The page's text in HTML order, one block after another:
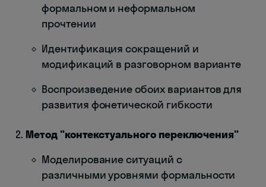
формальном и неформальном
прочтении
Идентификация сокращений и
модификаций в разговорном варианте
Воспроизведение обоих вариантов для
развития фонетической гибкости
Метод "контекстуального переключения"
Моделирование ситуаций с
различными уровнями формальности